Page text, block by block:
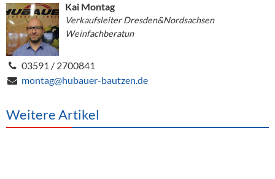
Kai Montag
Verkaufsleiter Dresden&Nordsachsen
Weinfachberatun
03591 / 2700841
montag@hubauer-bautzen.de
Weitere Artikel